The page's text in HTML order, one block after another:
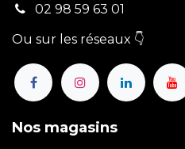
02 98 59 63 01
Ou sur les réseaux 👇
Nos magasins